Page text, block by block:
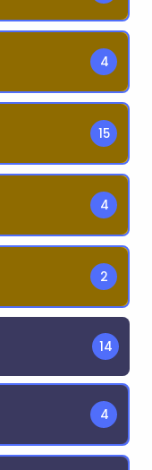
4
15
4
2
14
4